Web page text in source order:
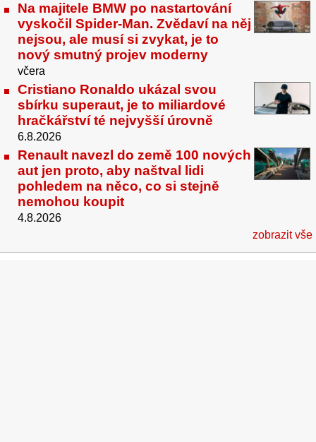
Na majitele BMW po nastartování
vyskočil Spider-Man. Zvědaví na něj
nejsou, ale musí si zvykat, je to
nový smutný projev moderny
včera
Cristiano Ronaldo ukázal svou
sbírku superaut, je to miliardové
hračkářství té nejvyšší úrovně
6.8.2026
Renault navezl do země 100 nových
aut jen proto, aby naštval lidi
pohledem na něco, co si stejně
nemohou koupit
4.8.2026
zobrazit vše